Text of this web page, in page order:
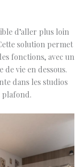
d’aller plus loin
solution permet
fonctions, avec un
de vie en dessous.
dans les studios
plafond.